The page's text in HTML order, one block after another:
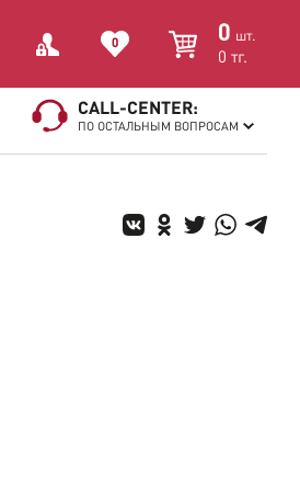
0 0 шт.
0 тг.
CALL-CENTER:
ПО ОСТАЛЬНЫМ ВОПРОСАМ